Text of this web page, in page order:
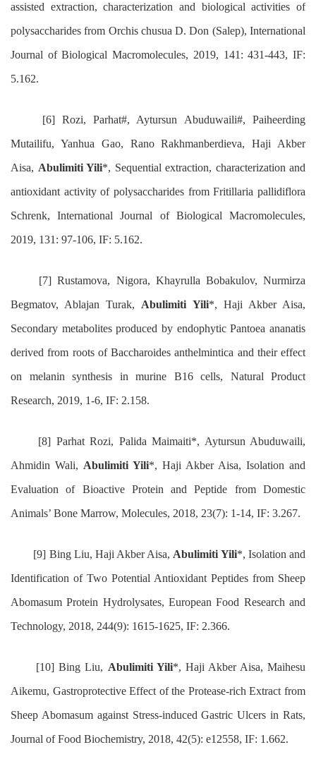
assisted extraction, characterization and biological activities of
polysaccharides from Orchis chusua D. Don (Salep), International
Journal of Biological Macromolecules, 2019, 141: 431-443, IF:
5.162.
[6] Rozi, Parhat#, Aytursun Abuduwaili#, Paiheerding
Mutailifu, Yanhua Gao, Rano Rakhmanberdieva, Haji Akber
Aisa, Abulimiti Yili*, Sequential extraction, characterization and
antioxidant activity of polysaccharides from Fritillaria pallidiflora
Schrenk, International Journal of Biological Macromolecules,
2019, 131: 97-106, IF: 5.162.
[7] Rustamova, Nigora, Khayrulla Bobakulov, Nurmirza
Begmatov, Ablajan Turak, Abulimiti Yili*, Haji Akber Aisa,
Secondary metabolites produced by endophytic Pantoea ananatis
derived from roots of Baccharoides anthelmintica and their effect
on melanin synthesis in murine B16 cells, Natural Product
Research, 2019, 1-6, IF: 2.158.
[8] Parhat Rozi, Palida Maimaiti*, Aytursun Abuduwaili,
Ahmidin Wali, Abulimiti Yili*, Haji Akber Aisa, Isolation and
Evaluation of Bioactive Protein and Peptide from Domestic
Animals’ Bone Marrow, Molecules, 2018, 23(7): 1-14, IF: 3.267.
[9] Bing Liu, Haji Akber Aisa, Abulimiti Yili*, Isolation and
Identification of Two Potential Antioxidant Peptides from Sheep
Abomasum Protein Hydrolysates, European Food Research and
Technology, 2018, 244(9): 1615-1625, IF: 2.366.
[10] Bing Liu, Abulimiti Yili*, Haji Akber Aisa, Maihesu
Aikemu, Gastroprotective Effect of the Protease-rich Extract from
Sheep Abomasum against Stress-induced Gastric Ulcers in Rats,
Journal of Food Biochemistry, 2018, 42(5): e12558, IF: 1.662.